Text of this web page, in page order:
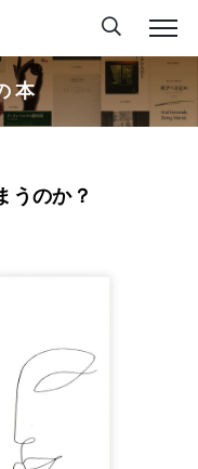
本
うのか？